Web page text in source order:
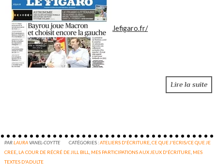
.lefigaro.fr/
Lire la suite
PARLAURAVANEL-COYTTE CATÉGORIES :ATELIERS D'ÉCRITURE ,CE QUE J'ECRIS/CE QUE JE
CREE LA COUR DE RÉCRÉ DE JILL BILL MES PARTICIPATIONS AUX JEUX D'ÉCRITURE MES
TEXTES D'ADULTE